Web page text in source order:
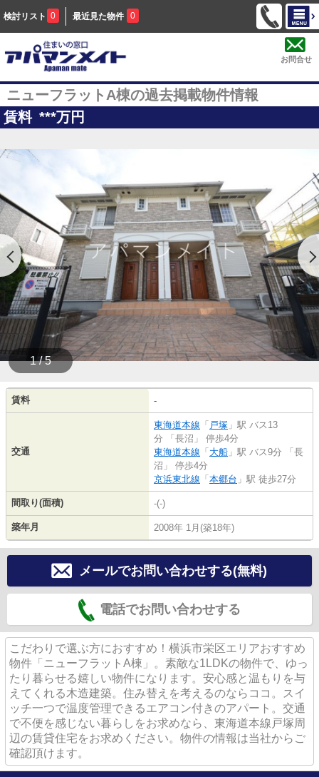
検討リスト 0 最近見た物件 0
お問合せ
ニューフラットA棟の過去掲載物件情報
賃料 ***万円
1 / 5
賃料 -
交通
東海道本線 「 戸塚 」駅 バス13
分 「長沼」 停歩4分
東海道本線 「 大船 」駅 バス9分 「長
沼」 停歩4分
京浜東北線 「 本郷台 」駅 徒歩27分
間取り(面積) -(-)
築年月 2008年 1月(築18年)
メールでお問い合わせする(無料)
電話でお問い合わせする
こだわりで選ぶ方におすすめ！横浜市栄区エリアおすすめ
物件「ニューフラットA棟」。素敵な1LDKの物件で、ゆっ
たり暮らせる嬉しい物件になります。安心感と温もりを与
えてくれる木造建築。住み替えを考えるのならココ。スイ
ッチ一つで温度管理できるエアコン付きのアパート。交通
で不便を感じない暮らしをお求めなら、東海道本線戸塚周
辺の賃貸住宅をお求めください。物件の情報は当社からご
確認頂けます。